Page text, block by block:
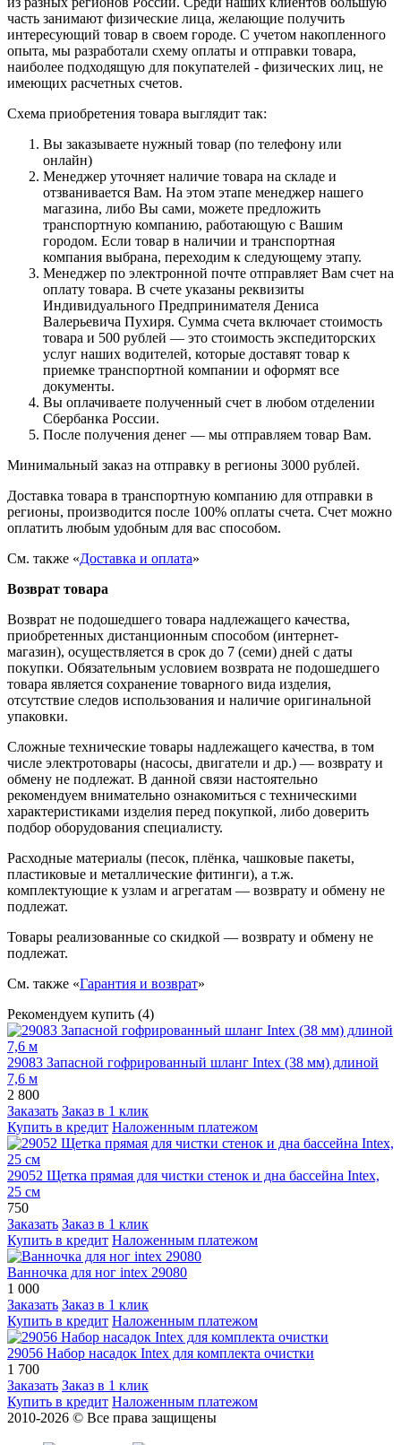
часть занимают физические лица, желающие получить
интересующий товар в своем городе. С учетом накопленного
опыта, мы разработали схему оплаты и отправки товара,
наиболее подходящую для покупателей - физических лиц, не
имеющих расчетных счетов.
Схема приобретения товара выглядит так:
Вы заказываете нужный товар (по телефону или
онлайн)
Менеджер уточняет наличие товара на складе и
отзванивается Вам. На этом этапе менеджер нашего
магазина, либо Вы сами, можете предложить
транспортную компанию, работающую с Вашим
городом. Если товар в наличии и транспортная
компания выбрана, переходим к следующему этапу.
Менеджер по электронной почте отправляет Вам счет на
оплату товара. В счете указаны реквизиты
Индивидуального Предпринимателя Дениса
Валерьевича Пухиря. Сумма счета включает стоимость
товара и 500 рублей — это стоимость экспедиторских
услуг наших водителей, которые доставят товар к
приемке транспортной компании и оформят все
документы.
Вы оплачиваете полученный счет в любом отделении
Сбербанка России.
После получения денег — мы отправляем товар Вам.
Минимальный заказ на отправку в регионы 3000 рублей.
Доставка товара в транспортную компанию для отправки в
регионы, производится после 100% оплаты счета. Счет можно
оплатить любым удобным для вас способом.
См. также «Доставка и оплата»
Возврат товара
Возврат не подошедшего товара надлежащего качества,
приобретенных дистанционным способом (интернет-
магазин), осуществляется в срок до 7 (семи) дней с даты
покупки. Обязательным условием возврата не подошедшего
товара является сохранение товарного вида изделия,
отсутствие следов использования и наличие оригинальной
упаковки.
Сложные технические товары надлежащего качества, в том
числе электротовары (насосы, двигатели и др.) — возврату и
обмену не подлежат. В данной связи настоятельно
рекомендуем внимательно ознакомиться с техническими
характеристиками изделия перед покупкой, либо доверить
подбор оборудования специалисту.
Расходные материалы (песок, плёнка, чашковые пакеты,
пластиковые и металлические фитинги), а т.ж.
комплектующие к узлам и агрегатам — возврату и обмену не
подлежат.
Товары реализованные со скидкой — возврату и обмену не
подлежат.
См. также «Гарантия и возврат»
Рекомендуем купить (4)
29083 Запасной гофрированный шланг Intex (38 мм) длиной
7,6 м
2 800
Заказать Заказ в 1 клик
Купить в кредит Наложенным платежом
29052 Щетка прямая для чистки стенок и дна бассейна Intex,
25 см
750
Заказать Заказ в 1 клик
Купить в кредит Наложенным платежом
Ванночка для ног intex 29080
1 000
Заказать Заказ в 1 клик
Купить в кредит Наложенным платежом
29056 Набор насадок Intex для комплекта очистки
1 700
Заказать Заказ в 1 клик
Купить в кредит Наложенным платежом
2010-2026 © Все права защищены